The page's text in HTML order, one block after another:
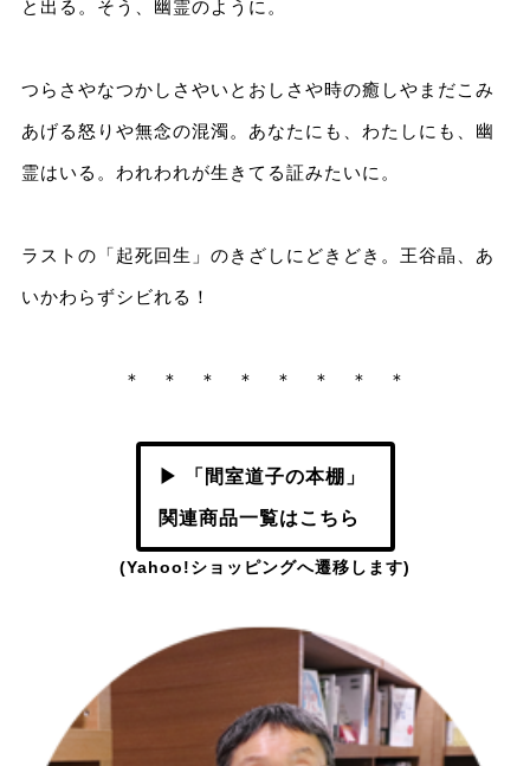
と出る。そう、幽霊のように。
つらさやなつかしさやいとおしさや時の癒しやまだこみ
あげる怒りや無念の混濁。あなたにも、わたしにも、幽
霊はいる。われわれが生きてる証みたいに。
ラストの「起死回生」のきざしにどきどき。王谷晶、あ
いかわらずシビれる！
＊ ＊ ＊ ＊ ＊ ＊ ＊ ＊
▶ 「間室道子の本棚」
関連商品一覧はこちら
(Yahoo!ショッピングへ遷移します)